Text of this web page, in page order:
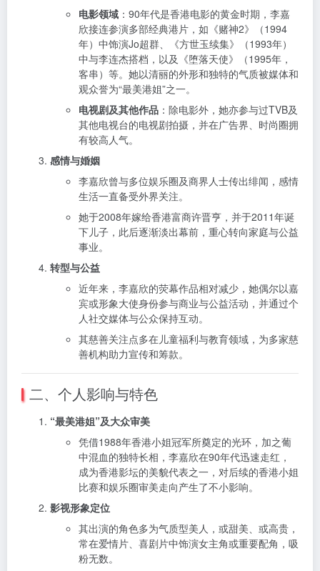
电影领域 ：90年代是香港电影的黄金时期，李嘉
欣接连参演多部经典港片，如《赌神2》（1994
年）中饰演Jo超群、《方世玉续集》（1993年）
中与李连杰搭档，以及《堕落天使》（1995年，
客串）等。她以清丽的外形和独特的气质被媒体和
观众誉为“最美港姐”之一。
电视剧及其他作品 ：除电影外，她亦参与过TVB及
其他电视台的电视剧拍摄，并在广告界、时尚圈拥
有较高人气。
感情与婚姻
李嘉欣曾与多位娱乐圈及商界人士传出绯闻，感情
生活一直备受外界关注。
她于2008年嫁给香港富商许晋亨，并于2011年诞
下儿子，此后逐渐淡出幕前，重心转向家庭与公益
事业。
转型与公益
近年来，李嘉欣的荧幕作品相对减少，她偶尔以嘉
宾或形象大使身份参与商业与公益活动，并通过个
人社交媒体与公众保持互动。
其慈善关注点多在儿童福利与教育领域，为多家慈
善机构助力宣传和筹款。
二、个人影响与特色
“最美港姐”及大众审美
凭借1988年香港小姐冠军所奠定的光环，加之葡
中混血的独特长相，李嘉欣在90年代迅速走红，
成为香港影坛的美貌代表之一，对后续的香港小姐
比赛和娱乐圈审美走向产生了不小影响。
影视形象定位
其出演的角色多为气质型美人，或甜美、或高贵，
常在爱情片、喜剧片中饰演女主角或重要配角，吸
粉无数。